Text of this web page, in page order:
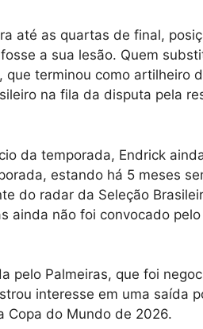
até as quartas de final,
a sua lesão. Quem
que terminou como artilheiro
na fila da disputa pela
da temporada, Endrick
estando há 5 meses
do radar da Seleção
ainda não foi convocado
pelo Palmeiras, que foi
interesse em uma saída
Copa do Mundo de 2026.